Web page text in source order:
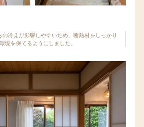
の冷えが影響しやすいため、断熱材をしっかり
境を保てるようにしました。